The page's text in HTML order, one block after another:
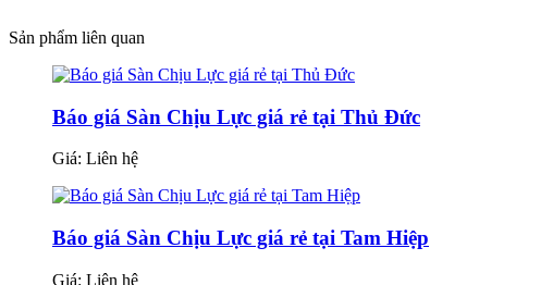
Sản phẩm liên quan
Báo giá Sàn Chịu Lực giá rẻ tại Thủ Đức
Giá: Liên hệ
Báo giá Sàn Chịu Lực giá rẻ tại Tam Hiệp
Giá: Liên hệ